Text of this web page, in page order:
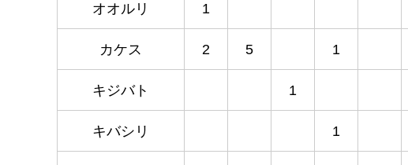
オオルリ 1
カケス 2 5 1
キジバト 1
キバシリ 1